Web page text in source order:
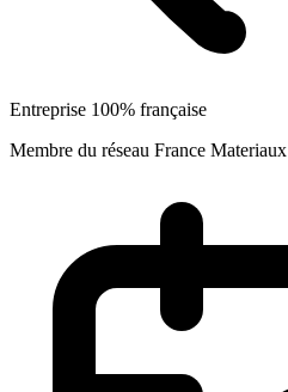
Entreprise 100% française
Membre du réseau France Materiaux